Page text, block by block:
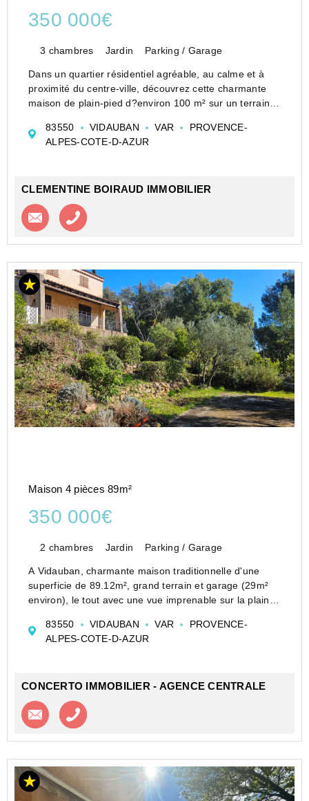
350 000€
3 chambres Jardin Parking / Garage
Dans un quartier résidentiel agréable, au calme et à
proximité du centre-ville, découvrez cette charmante
maison de plain-pied d?environ 100 m² sur un terrain
à sa configuration traversante, ell...
83550 VIDAUBAN VAR
PROVENCE-
ALPES-COTE-D-AZUR
CLEMENTINE BOIRAUD IMMOBILIER
Contacter l'agence
Maison 4 pièces 89m²
350 000€
2 chambres Jardin Parking / Garage
A Vidauban, charmante maison traditionnelle d'une
superficie de 89.12m², grand terrain et garage (29m²
environ), le tout avec une vue imprenable sur la plaine
Dans un quartier calme et résidentiel, au pied de Sainte
Brigi...
83550 VIDAUBAN VAR
PROVENCE-
ALPES-COTE-D-AZUR
CONCERTO IMMOBILIER - AGENCE CENTRALE
Contacter l'agence